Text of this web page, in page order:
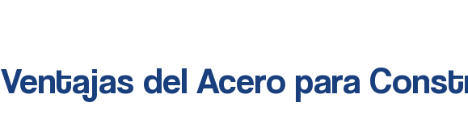
Ventajas del Acero para